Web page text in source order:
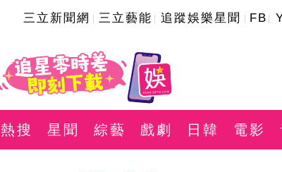
三立新聞網 三立藝能 追蹤娛樂星聞 FB
熱搜 星聞 綜藝 戲劇 日韓 電影